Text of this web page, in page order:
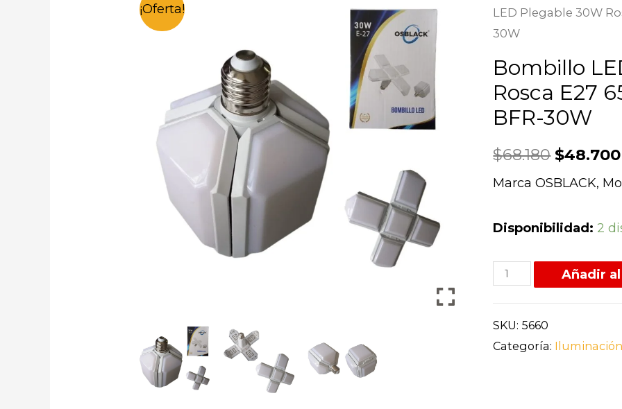
¡Oferta!
LED Plegable 30W
30W
Bombillo
Rosca E27
BFR-30W
$68.180 $48.700
Marca OSBLACK,
Disponibilidad: 2
Añadir
SKU: 5660
Categoría: